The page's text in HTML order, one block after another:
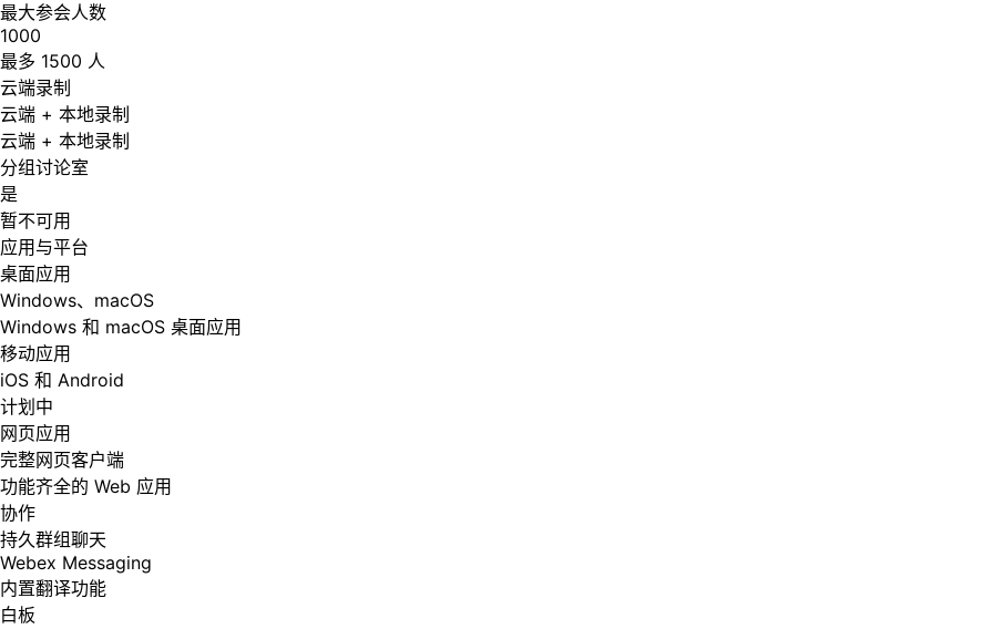
最大参会人数
1000
最多 1500 人
云端录制
云端 + 本地录制
云端 + 本地录制
分组讨论室
是
暂不可用
应用与平台
桌面应用
Windows、macOS
Windows 和 macOS 桌面应用
移动应用
iOS 和 Android
计划中
网页应用
完整网页客户端
功能齐全的 Web 应用
协作
持久群组聊天
Webex Messaging
内置翻译功能
白板